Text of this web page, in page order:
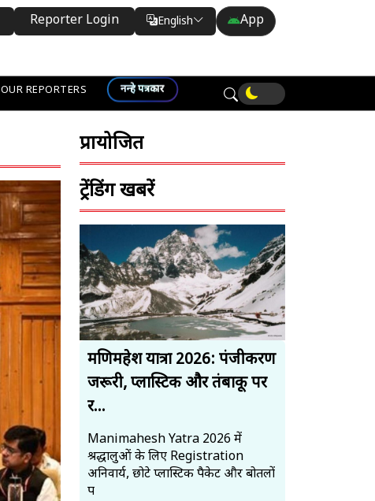
Reporter Login English
Translate
App
OUR REPORTERS नन्हे पत्रकार
प्रायोजित
ट्रेंडिंग खबरें
मणिमहेश यात्रा 2026: पंजीकरण
जरूरी, प्लास्टिक और तंबाकू पर
र...
Manimahesh Yatra 2026 में
श्रद्धालुओं के लिए Registration
अनिवार्य, छोटे प्लास्टिक पैकेट और बोतलों
प